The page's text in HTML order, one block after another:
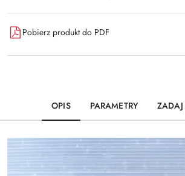
Pobierz produkt do PDF
OPIS PARAMETRY ZADAJ